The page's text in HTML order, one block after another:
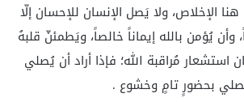
الإخلاص، ولا يَصل الإنسان للإحسان إلّا
يُؤمن بالله إيماناً خالصاً، ويَطمئنّ قلبهُ
استشعار مُراقبة الله؛ فإذا أراد أن يُصلي
بحضورٍ تامٍ وخشوع .